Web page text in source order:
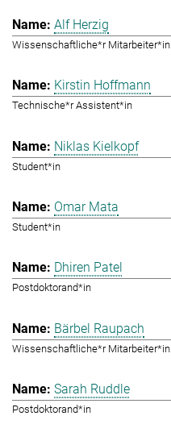
Alf Herzig
Wissenschaftliche*r Mitarbeiter*in
Kirstin Hoffmann
Technische*r Assistent*in
Niklas Kielkopf
Student*in
Omar Mata
Student*in
Dhiren Patel
Postdoktorand*in
Bärbel Raupach
Wissenschaftliche*r Mitarbeiter*in
Sarah Ruddle
Postdoktorand*in